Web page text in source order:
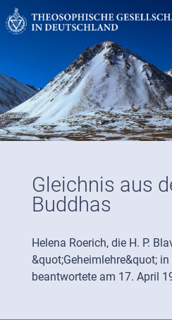
Gleichnis aus
Buddhas
Helena Roerich, die H. P.
&quot;Geheimlehre&quot;
beantwortete am 17. April